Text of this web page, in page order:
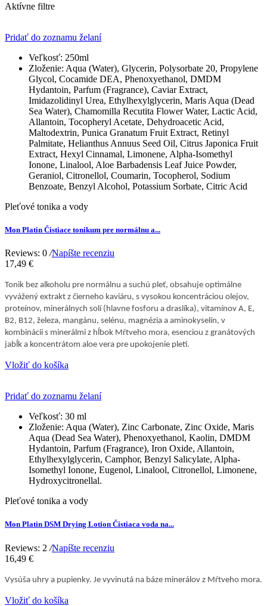
Aktívne filtre
Pridať do zoznamu želaní
Veľkosť: 250ml
Zloženie: Aqua (Water), Glycerin, Polysorbate 20, Propylene
Glycol, Cocamide DEA, Phenoxyethanol, DMDM
Hydantoin, Parfum (Fragrance), Caviar Extract,
Imidazolidinyl Urea, Ethylhexylglycerin, Maris Aqua (Dead
Sea Water), Chamomilla Recutita Flower Water, Lactic Acid,
Allantoin, Tocopheryl Acetate, Dehydroacetic Acid,
Maltodextrin, Punica Granatum Fruit Extract, Retinyl
Palmitate, Helianthus Annuus Seed Oil, Citrus Japonica Fruit
Extract, Hexyl Cinnamal, Limonene, Alpha-Isomethyl
Ionone, Linalool, Aloe Barbadensis Leaf Juice Powder,
Geraniol, Citronellol, Coumarin, Tocopherol, Sodium
Benzoate, Benzyl Alcohol, Potassium Sorbate, Citric Acid
Pleťové tonika a vody
Mon Platin Čistiace tonikum pre normálnu a...
Reviews: 0 /Napíšte recenziu
17,49 €
Tonik bez alkoholu pre normálnu a suchú pleť, obsahuje optimálne
vyvážený extrakt z čierneho kaviáru, s vysokou koncentráciou olejov,
proteínov, minerálnych solí (hlavne fosforu a draslíka), vitamínov A, E,
B2, B12, železa, mangánu, selénu, magnézia a aminokyselín, v
kombinácii s minerálmi z hĺbok Mŕtveho mora, esenciou z granátových
jabĺk a koncentrátom aloe vera pre upokojenie pleti.
Vložiť do košíka
Pridať do zoznamu želaní
Veľkosť: 30 ml
Zloženie: Aqua (Water), Zinc Carbonate, Zinc Oxide, Maris
Aqua (Dead Sea Water), Phenoxyethanol, Kaolin, DMDM
Hydantoin, Parfum (Fragrance), Iron Oxide, Allantoin,
Ethylhexylglycerin, Camphor, Benzyl Salicylate, Alpha-
Isomethyl Ionone, Eugenol, Linalool, Citronellol, Limonene,
Hydroxycitronellal.
Pleťové tonika a vody
Mon Platin DSM Drying Lotion Čistiaca voda na...
Reviews: 2 /Napíšte recenziu
16,49 €
Vysúša uhry a pupienky. Je vyvinutá na báze minerálov z Mŕtveho mora.
Vložiť do košíka